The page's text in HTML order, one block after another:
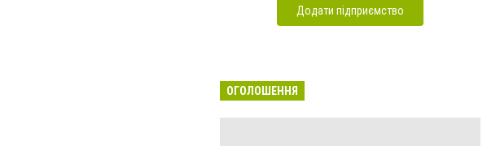
Додати підприємство
ОГОЛОШЕННЯ